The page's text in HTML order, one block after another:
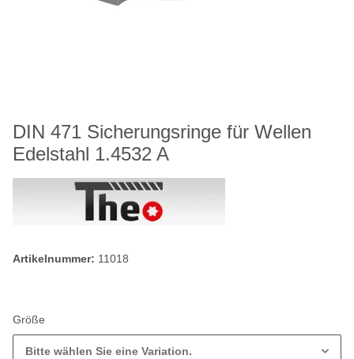
DIN 471 Sicherungsringe für Wellen
Edelstahl 1.4532 A
Artikelnummer: 11018
Größe
Bitte wählen Sie eine Variation.